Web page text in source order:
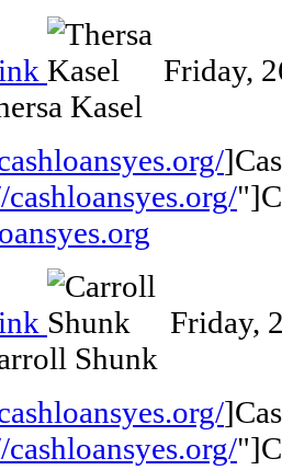
Friday,
Kasel
Friday,
Shunk